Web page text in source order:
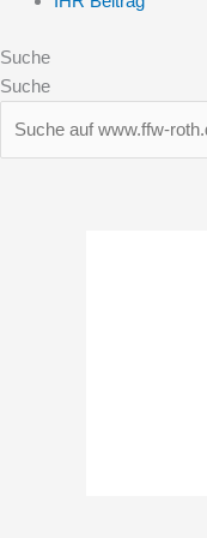
Suche
Suche